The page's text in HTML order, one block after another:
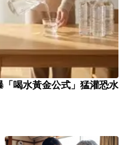
喝水黃金公式」猛灌恐水